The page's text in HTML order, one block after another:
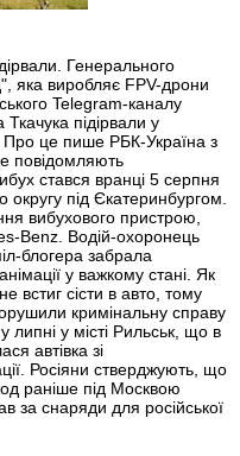
Генерального
яка виробляє FPV-дрони
Telegram-каналу
підірвали у
Про це пише РБК-Україна з
повідомляють
стався вранці 5 серпня
округу під Єкатеринбургом.
вибухового пристрою,
Benz. Водій-охоронець
блогера забрала
у важкому стані. Як
встиг сісти в авто, тому
кримінальну справу
у місті Рильськ, що в
автівка зі
Росіяни стверджують, що
раніше під Москвою
за снаряди для російської